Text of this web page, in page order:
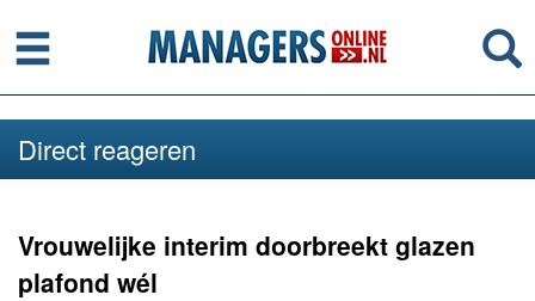
Menu
Direct reageren
Vrouwelijke interim doorbreekt glazen
plafond wél